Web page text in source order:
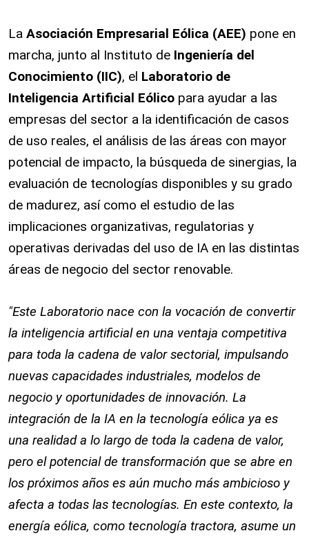
La Asociación Empresarial Eólica (AEE) pone en
marcha, junto al Instituto de Ingeniería del
Conocimiento (IIC), el Laboratorio de
Inteligencia Artificial Eólico para ayudar a las
empresas del sector a la identificación de casos
de uso reales, el análisis de las áreas con mayor
potencial de impacto, la búsqueda de sinergias, la
evaluación de tecnologías disponibles y su grado
de madurez, así como el estudio de las
implicaciones organizativas, regulatorias y
operativas derivadas del uso de IA en las distintas
áreas de negocio del sector renovable.
"Este Laboratorio nace con la vocación de convertir
la inteligencia artificial en una ventaja competitiva
para toda la cadena de valor sectorial, impulsando
nuevas capacidades industriales, modelos de
negocio y oportunidades de innovación. La
integración de la IA en la tecnología eólica ya es
una realidad a lo largo de toda la cadena de valor,
pero el potencial de transformación que se abre en
los próximos años es aún mucho más ambicioso y
afecta a todas las tecnologías. En este contexto, la
energía eólica, como tecnología tractora, asume un